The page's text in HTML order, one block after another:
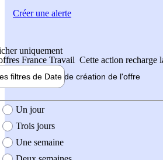
uniquement
France Travail Cette action recharge
filtres de Date de création de l'offre
création de l'offre
Un jour
Trois jours
Une semaine
Créer une alerte